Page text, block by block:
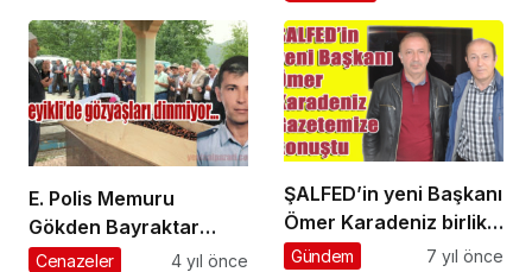
E. Polis Memuru
Gökden Bayraktar
Geyikli Mahallesi’nde
Cenazeler 4 yıl önce
ŞALFED’in yeni Başkanı
Ömer Karadeniz birlik
mesajı verdi
Gündem 7 yıl önce